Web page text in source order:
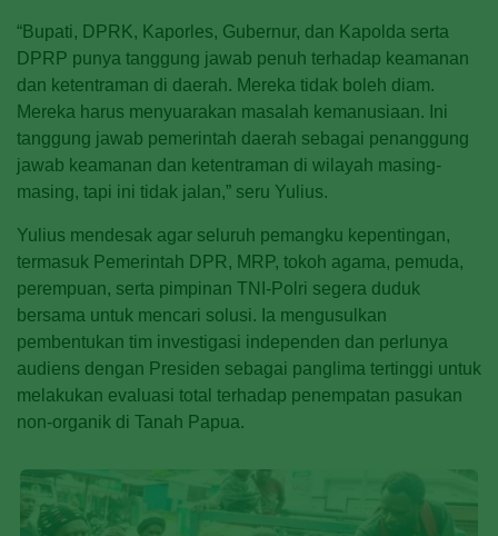
“Bupati, DPRK, Kaporles, Gubernur, dan Kapolda serta
DPRP punya tanggung jawab penuh terhadap keamanan
dan ketentraman di daerah. Mereka tidak boleh diam.
Mereka harus menyuarakan masalah kemanusiaan. Ini
tanggung jawab pemerintah daerah sebagai penanggung
jawab keamanan dan ketentraman di wilayah masing-
masing, tapi ini tidak jalan,” seru Yulius.
Yulius mendesak agar seluruh pemangku kepentingan,
termasuk Pemerintah DPR, MRP, tokoh agama, pemuda,
perempuan, serta pimpinan TNI-Polri segera duduk
bersama untuk mencari solusi. Ia mengusulkan
pembentukan tim investigasi independen dan perlunya
audiens dengan Presiden sebagai panglima tertinggi untuk
melakukan evaluasi total terhadap penempatan pasukan
non-organik di Tanah Papua.